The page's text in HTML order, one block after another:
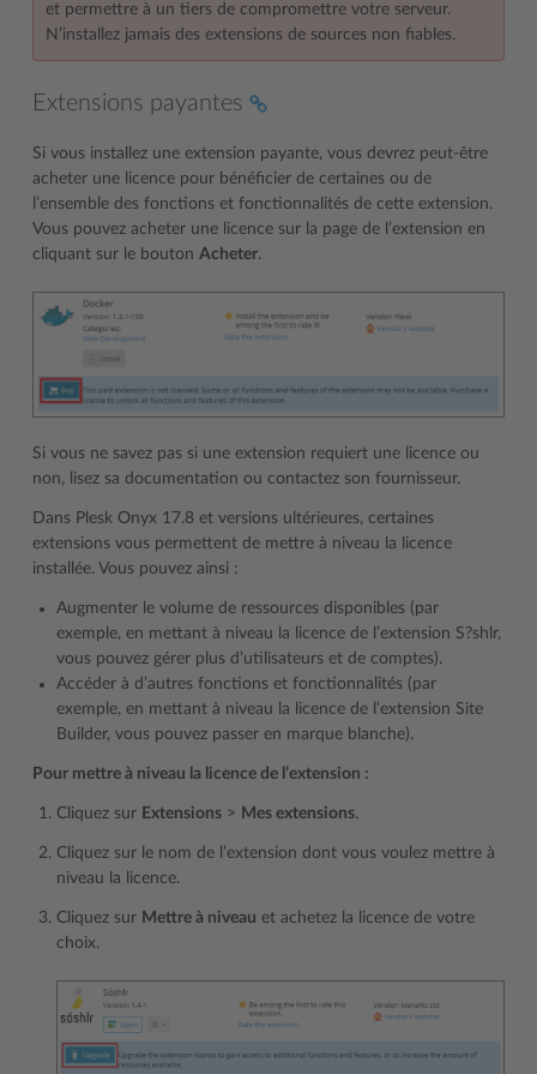
et permettre à un tiers de compromettre votre serveur.
N’installez jamais des extensions de sources non fiables.
Extensions payantes
Si vous installez une extension payante, vous devrez peut-être
acheter une licence pour bénéficier de certaines ou de
l’ensemble des fonctions et fonctionnalités de cette extension.
Vous pouvez acheter une licence sur la page de l’extension en
cliquant sur le bouton Acheter.
Si vous ne savez pas si une extension requiert une licence ou
non, lisez sa documentation ou contactez son fournisseur.
Dans Plesk Onyx 17.8 et versions ultérieures, certaines
extensions vous permettent de mettre à niveau la licence
installée. Vous pouvez ainsi :
Augmenter le volume de ressources disponibles (par
exemple, en mettant à niveau la licence de l’extension S?shlr,
vous pouvez gérer plus d’utilisateurs et de comptes).
Accéder à d’autres fonctions et fonctionnalités (par
exemple, en mettant à niveau la licence de l’extension Site
Builder, vous pouvez passer en marque blanche).
Pour mettre à niveau la licence de l’extension :
Cliquez sur Extensions > Mes extensions.
Cliquez sur le nom de l’extension dont vous voulez mettre à
niveau la licence.
Cliquez sur Mettre à niveau et achetez la licence de votre
choix.